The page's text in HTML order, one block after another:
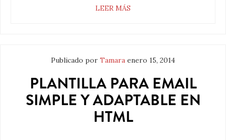
LEER MÁS
Publicado por Tamara enero 15, 2014
PLANTILLA PARA EMAIL
SIMPLE Y ADAPTABLE EN
HTML